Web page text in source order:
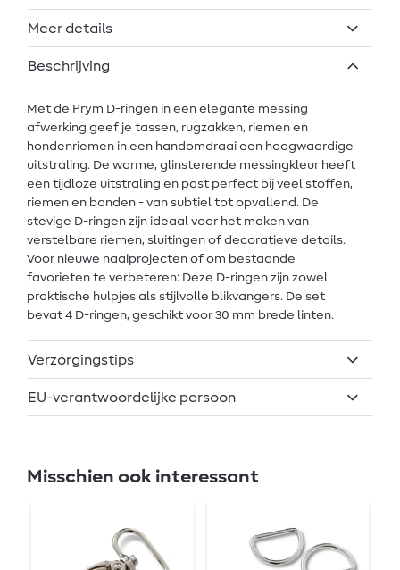
Meer details
Beschrijving
Met de Prym D-ringen in een elegante messing
afwerking geef je tassen, rugzakken, riemen en
hondenriemen in een handomdraai een hoogwaardige
uitstraling. De warme, glinsterende messingkleur heeft
een tijdloze uitstraling en past perfect bij veel stoffen,
riemen en banden - van subtiel tot opvallend. De
stevige D-ringen zijn ideaal voor het maken van
verstelbare riemen, sluitingen of decoratieve details.
Voor nieuwe naaiprojecten of om bestaande
favorieten te verbeteren: Deze D-ringen zijn zowel
praktische hulpjes als stijlvolle blikvangers. De set
bevat 4 D-ringen, geschikt voor 30 mm brede linten.
Verzorgingstips
EU-verantwoordelijke persoon
Misschien ook interessant